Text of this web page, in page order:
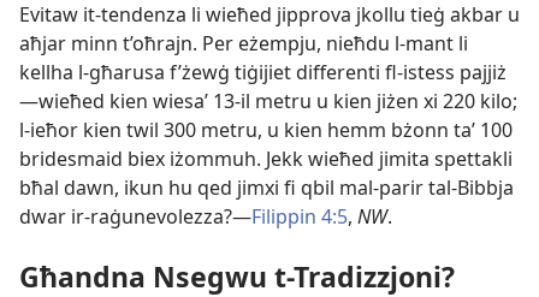
Evitaw it-​tendenza li wieħed jipprova jkollu tieġ akbar u
aħjar minn t’oħrajn. Per eżempju, nieħdu l-​mant li
kellha l-​għarusa f’żewġ tiġijiet differenti fl-​istess pajjiż
—wieħed kien wiesaʼ 13-il metru u kien jiżen xi 220 kilo;
l-​ieħor kien twil 300 metru, u kien hemm bżonn taʼ 100
bridesmaid biex iżommuh. Jekk wieħed jimita spettakli
bħal dawn, ikun hu qed jimxi fi qbil mal-​parir tal-​Bibbja
dwar ir-​raġunevolezza?—Filippin 4:5, NW.
Għandna Nsegwu t-​Tradizzjoni?